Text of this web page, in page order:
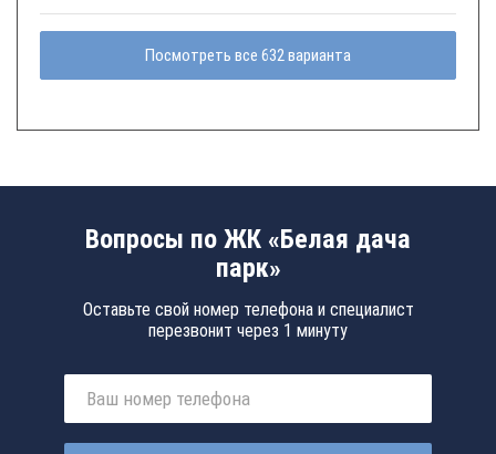
Посмотреть все 632 варианта
Вопросы по ЖК «Белая дача
парк»
Оставьте свой номер телефона и специалист
перезвонит через 1 минуту